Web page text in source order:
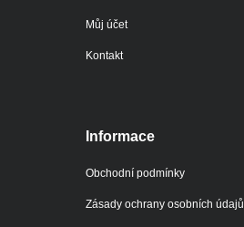
Můj účet
Kontakt
Informace
Obchodní podmínky
Zásady ochrany osobních údajů